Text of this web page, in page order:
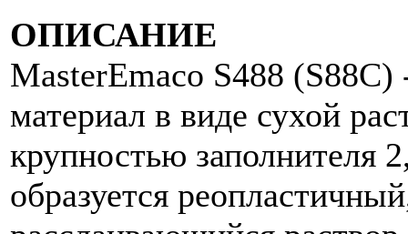
ОПИСАНИЕ
MasterEmaco S488
материал в виде сухой
крупностью
образуется